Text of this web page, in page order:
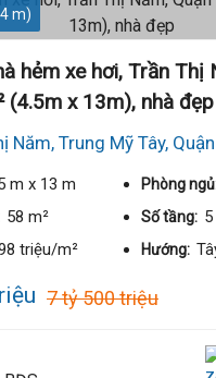
m)
hẻm xe hơi, Trần Thị
(4.5m x 13m), nhà đẹp
Năm, Trung Mỹ Tây,
m x 13 m Phòng
58 m² Số tầng:
triệu/m² Hướng:
7 tỷ 500 triệu